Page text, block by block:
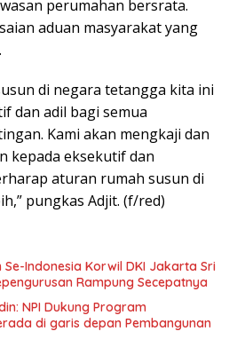
perumahan bersrata.
aduan masyarakat yang
di negara tetangga kita ini
dan adil bagi semua
Kami akan mengkaji dan
kepada eksekutif dan
aturan rumah susun di
pungkas Adjit. (f/red)
Indonesia Korwil DKI Jakarta Sri
Rampung Secepatnya
NPI Dukung Program
di garis depan Pembangunan